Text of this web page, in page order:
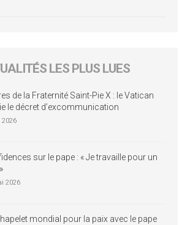
LES PLUS LUES
de la Fraternité Saint-Pie X : le Vatican
le décret d’excommunication
sur le pape : « Je travaille pour un
2026
mondial pour la paix avec le pape